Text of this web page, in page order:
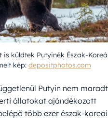
is küldtek Putyinék Észak-
kép: depositphotos.com
Putyin nem maradt
állatokat ajándékozott
több ezer észak-koreai